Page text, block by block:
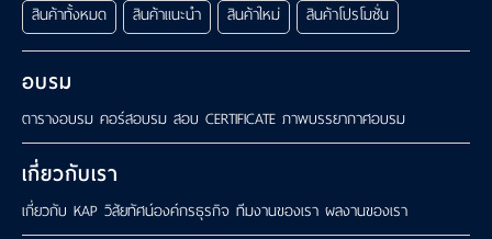
สินค้าทั้งหมด สินค้าแนะนำ สินค้าใหม่ สินค้าโปรโมชั่น
อบรม
ตารางอบรม คอร์สอบรม สอบ CERTIFICATE ภาพบรรยากาศอบรม
เกี่ยวกับเรา
เกี่ยวกับ KAP วิสัยทัศน์องค์กรธุรกิจ ทีมงานของเรา ผลงานของเรา